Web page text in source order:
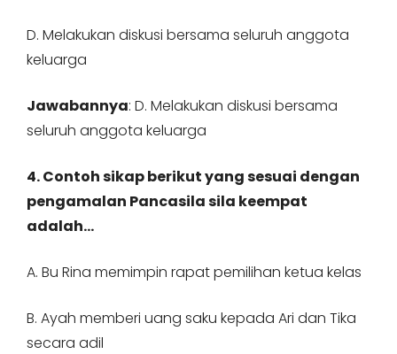
D. Melakukan diskusi bersama seluruh anggota
keluarga
Jawabannya: D. Melakukan diskusi bersama
seluruh anggota keluarga
4. Contoh sikap berikut yang sesuai dengan
pengamalan Pancasila sila keempat
adalah…
A. Bu Rina memimpin rapat pemilihan ketua kelas
B. Ayah memberi uang saku kepada Ari dan Tika
secara adil